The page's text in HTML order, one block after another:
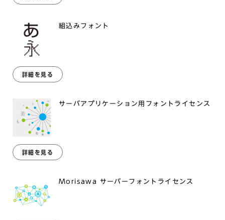
組込みフォント
詳細を見る
サーバアプリケーション用フォントライセンス
詳細を見る
Morisawa サーバーフォントライセンス